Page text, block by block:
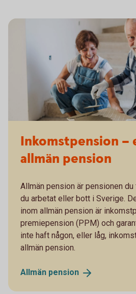
Inkomstpension –
allmän pension
Allmän pension är pensionen
du arbetat eller bott i Sverige.
inom allmän pension är
premiepension (PPM) och
inte haft någon, eller låg,
allmän pension.
Allmän pension